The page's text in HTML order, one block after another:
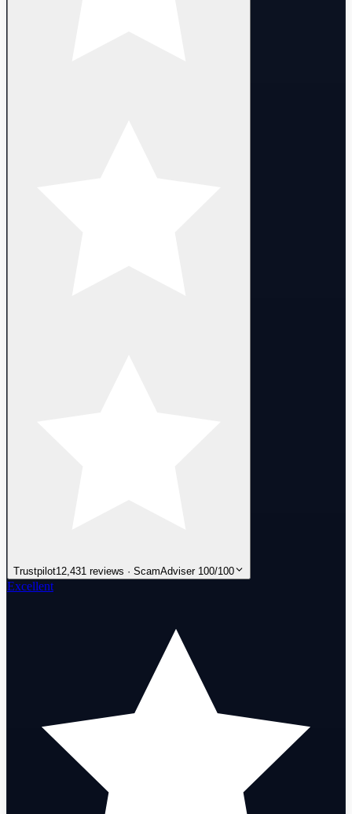
Trustpilot12,431 reviews · ScamAdviser 100/100
Excellent